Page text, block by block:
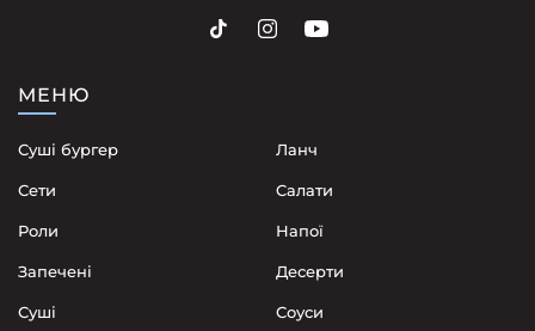
МЕНЮ
Суші бургер
Сети
Роли
Запечені
Суші
Ланч
Cалати
Напої
Десерти
Соуси